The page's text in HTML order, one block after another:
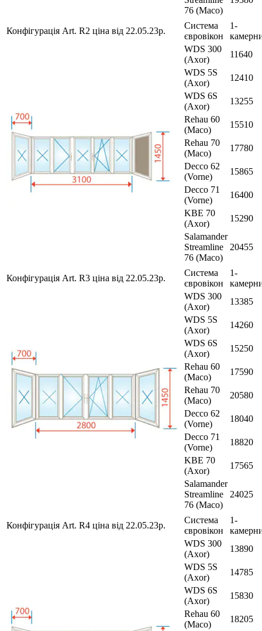
76 (Maco)
Конфігурація Art. R2 ціна від 22.05.23р.
Система
євровікон
1-
WDS 300
(Axor)
11640
WDS 5S
(Axor)
12410
WDS 6S
(Axor)
13255
Rehau 60
(Maco)
15510
Rehau 70
(Maco)
17780
Decco 62
(Vorne)
15865
Decco 71
(Vorne)
16400
KBE 70
(Axor)
15290
Salamander
Streamline
76 (Maco)
20455
Конфігурація Art. R3 ціна від 22.05.23р.
Система
євровікон
1-
WDS 300
(Axor)
13385
WDS 5S
(Axor)
14260
WDS 6S
(Axor)
15250
Rehau 60
(Maco)
17590
Rehau 70
(Maco)
20580
Decco 62
(Vorne)
18040
Decco 71
(Vorne)
18820
KBE 70
(Axor)
17565
Salamander
Streamline
76 (Maco)
24025
Конфігурація Art. R4 ціна від 22.05.23р.
Система
євровікон
1-
WDS 300
(Axor)
13890
WDS 5S
(Axor)
14785
WDS 6S
(Axor)
15830
Rehau 60
(Maco)
18205